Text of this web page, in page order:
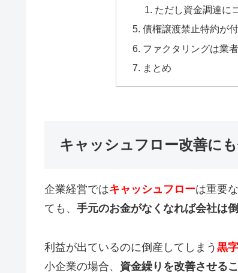
ただし資金調達に
債権譲渡禁止特約が
ファクタリングは業
まとめ
キャッシュフロー改善に
企業経営ではキャッシュフローは重要
ても、 手元のお金がなくなれば会社は
利益が出ているのに倒産してしまう 黒
小企業の場合、 資金繰りを改善させる